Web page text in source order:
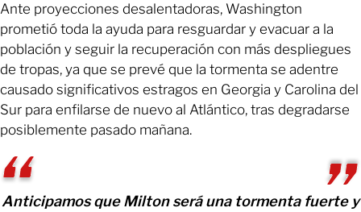
Ante proyecciones desalentadoras, Washington
prometió toda la ayuda para resguardar y evacuar a la
población y seguir la recuperación con más despliegues
de tropas, ya que se prevé que la tormenta se adentre
causado significativos estragos en Georgia y Carolina del
Sur para enfilarse de nuevo al Atlántico, tras degradarse
posiblemente pasado mañana.
Anticipamos que Milton será una tormenta fuerte y